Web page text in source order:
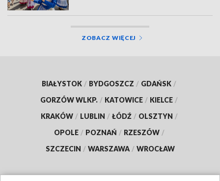
ZOBACZ WIĘCEJ
BIAŁYSTOK / BYDGOSZCZ / GDAŃSK /
GORZÓW WLKP. / KATOWICE / KIELCE /
KRAKÓW / LUBLIN / ŁÓDŹ / OLSZTYN /
OPOLE / POZNAŃ / RZESZÓW /
SZCZECIN / WARSZAWA / WROCŁAW